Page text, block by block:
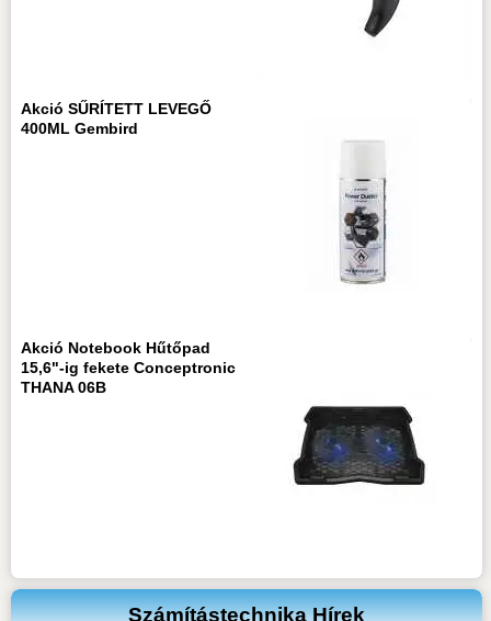
Akció SŰRÍTETT LEVEGŐ
400ML Gembird
Akció Notebook Hűtőpad
15,6"-ig fekete Conceptronic
THANA 06B
Számítástechnika Hírek